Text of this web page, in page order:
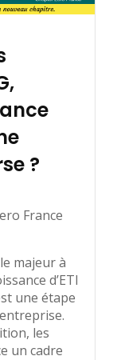
?
France
majeur à
d’ETI
une étape
les
un cadre